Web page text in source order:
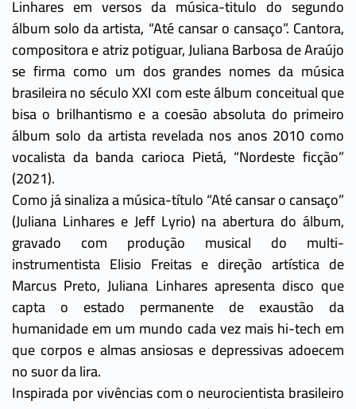
Linhares em versos da música-titulo do segundo
álbum solo da artista, “Até cansar o cansaço”. Cantora,
compositora e atriz potiguar, Juliana Barbosa de Araújo
se firma como um dos grandes nomes da música
brasileira no século XXI com este álbum conceitual que
bisa o brilhantismo e a coesão absoluta do primeiro
álbum solo da artista revelada nos anos 2010 como
vocalista da banda carioca Pietá, “Nordeste ficção”
(2021).
Como já sinaliza a música-título “Até cansar o cansaço”
(Juliana Linhares e Jeff Lyrio) na abertura do álbum,
gravado com produção musical do multi-
instrumentista Elisio Freitas e direção artística de
Marcus Preto, Juliana Linhares apresenta disco que
capta o estado permanente de exaustão da
humanidade em um mundo cada vez mais hi-tech em
que corpos e almas ansiosas e depressivas adoecem
no suor da lira.
Inspirada por vivências com o neurocientista brasileiro